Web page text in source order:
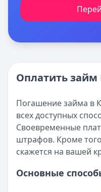
Оплатить
Погашение займа в
всех доступных
Своевременные
штрафов. Кроме
скажется на вашей
Основные